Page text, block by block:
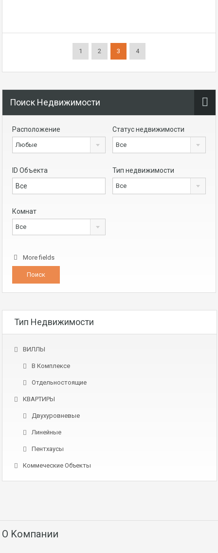
1 2 3 4
Поиск Недвижимости
Расположение
Любые
Статус недвижимости
Все
ID Объекта Тип недвижимости
Все
Комнат
Все
More fields
Тип Недвижимости
ВИЛЛЫ
В Комплексе
Отдельностоящие
КВАРТИРЫ
Двухуровневые
Линейные
Пентхаусы
Коммеческие Объекты
О Kомпании